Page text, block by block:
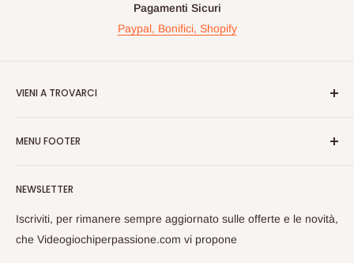
Pagamenti Sicuri
Paypal, Bonifici, Shopify
VIENI A TROVARCI
Nelle maggiori fiere Geek/Fumetti/Videogiochi, Italiane ed
vantaggiosi sulle nuove uiscite.
Passate a trovarci, cosi da poterci conoscere dal vivo e
scambiarci opinioni sul Mondo Nerd!
MENU FOOTER
Spedizioni
Privacy
Rimborsi
NEWSLETTER
Iscriviti, per rimanere sempre aggiornato sulle offerte e le novità,
che Videogiochiperpassione.com vi propone